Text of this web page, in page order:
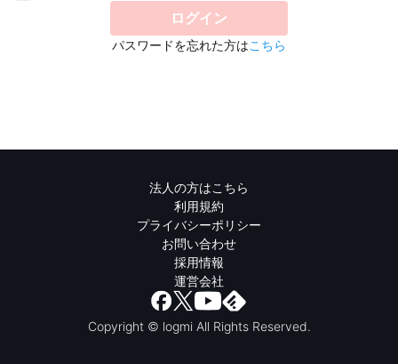
ログイン
パスワードを忘れた方はこちら
法人の方はこちら
利用規約
プライバシーポリシー
お問い合わせ
採用情報
運営会社
Copyright © logmi All Rights Reserved.